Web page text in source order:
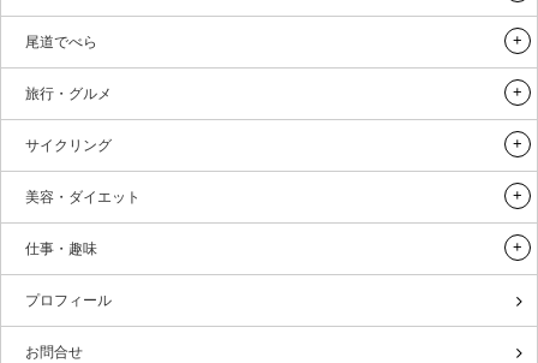
尾道でべら
旅行・グルメ
サイクリング
美容・ダイエット
仕事・趣味
プロフィール
お問合せ